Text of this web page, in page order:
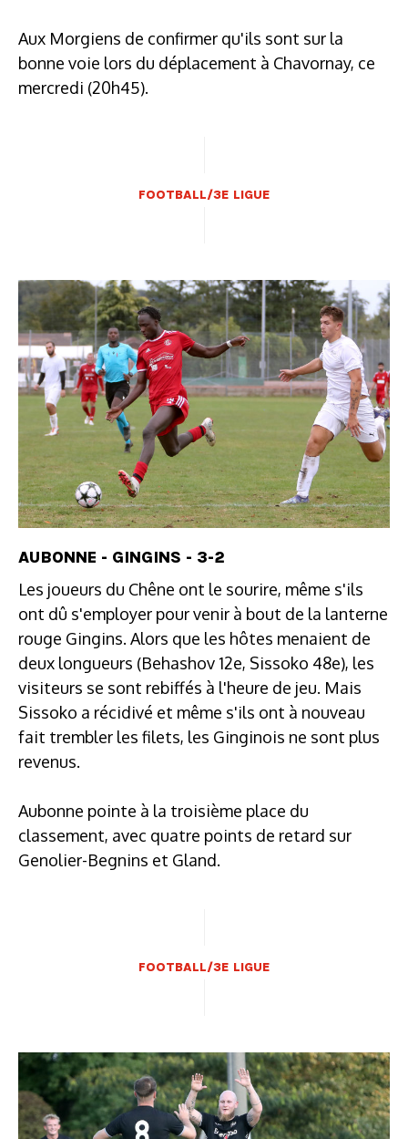
Aux Morgiens de confirmer qu'ils sont sur la
bonne voie lors du déplacement à Chavornay, ce
mercredi (20h45).
FOOTBALL/3E LIGUE
AUBONNE - GINGINS - 3-2
Les joueurs du Chêne ont le sourire, même s'ils
ont dû s'employer pour venir à bout de la lanterne
rouge Gingins. Alors que les hôtes menaient de
deux longueurs (Behashov 12e, Sissoko 48e), les
visiteurs se sont rebiffés à l'heure de jeu. Mais
Sissoko a récidivé et même s'ils ont à nouveau
fait trembler les filets, les Ginginois ne sont plus
revenus.
Aubonne pointe à la troisième place du
classement, avec quatre points de retard sur
Genolier-Begnins et Gland.
FOOTBALL/3E LIGUE